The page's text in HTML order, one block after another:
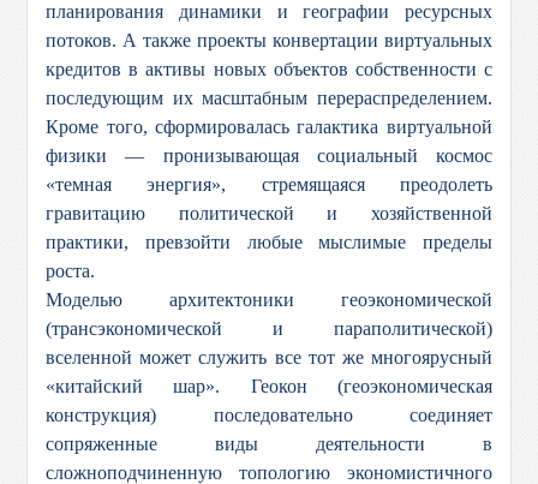
планирования динамики и географии ресурсных
потоков. А также проекты конвертации виртуальных
кредитов в активы новых объектов собственности с
последующим их масштабным перераспределением.
Кроме того, сформировалась галактика виртуальной
физики — пронизывающая социальный космос
«темная энергия», стремящаяся преодолеть
гравитацию политической и хозяйственной
практики, превзойти любые мыслимые пределы
роста.
Моделью архитектоники геоэкономической
(трансэкономической и параполитической)
вселенной может служить все тот же многоярусный
«китайский шар». Геокон (геоэкономическая
конструкция) последовательно соединяет
сопряженные виды деятельности в
сложноподчиненную топологию экономистичного